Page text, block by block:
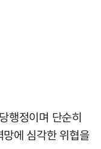
행정이며 단순히
에 심각한 위협을